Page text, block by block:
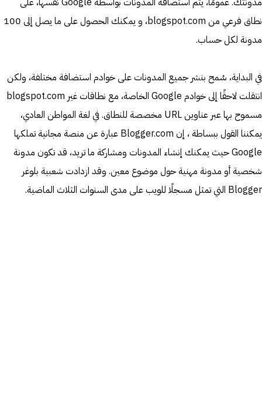
نطاق فرعي من blogspot.com، و يمكنك الحصول على ما يصل إلى 100
مدونة لكل حساب.
في البداية، سُمح بنشر جميع المدونات على خوادم استضافة مختلفة، ولكن
انتقلت لاحقًا إلى خوادم Google الخاصة، مع نطاقات غير blogspot.com
مسموح بها عبر عناوين URL مخصصة للنطاق. في لغة المواطن العادي،
يمكننا القول ببساطة ، إن Blogger.com عبارة عن منصة مجانية تملكها
Google حيث يمكنك إنشاء المدونات ومشاركة ما تريد، قد تكون مدونة
شخصية أو مدونة مهنية حول موضوع معين. وقد ازدادت شعبية بلوغر
Blogger التي تمثل مسجلًا للويب على مدى السنوات الثلاث الماضية.